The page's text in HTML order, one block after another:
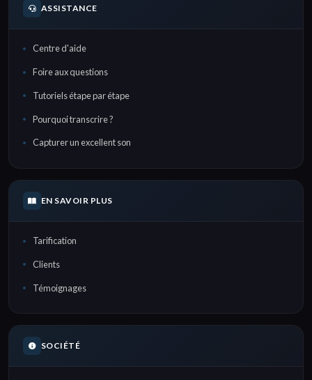
ASSISTANCE
Centre d'aide
Foire aux questions
Tutoriels étape par étape
Pourquoi transcrire ?
Capturer un excellent son
EN SAVOIR PLUS
Tarification
Clients
Témoignages
SOCIÉTÉ